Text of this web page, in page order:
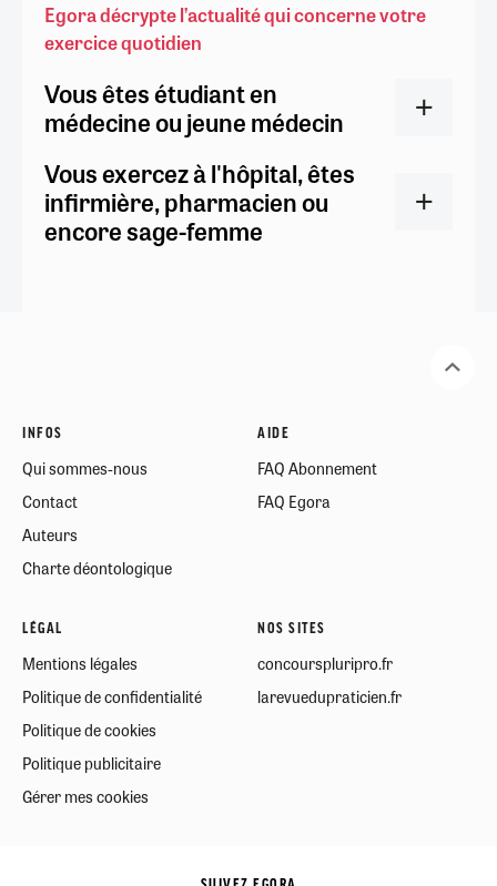
Egora décrypte l’actualité qui concerne votre
exercice quotidien
Vous êtes étudiant en
médecine ou jeune médecin
Vous exercez à l'hôpital, êtes
infirmière, pharmacien ou
encore sage-femme
INFOS
Qui sommes-nous
Contact
Auteurs
Charte déontologique
AIDE
FAQ Abonnement
FAQ Egora
LÉGAL
Mentions légales
Politique de confidentialité
Politique de cookies
Politique publicitaire
Gérer mes cookies
NOS SITES
concourspluripro.fr
larevuedupraticien.fr